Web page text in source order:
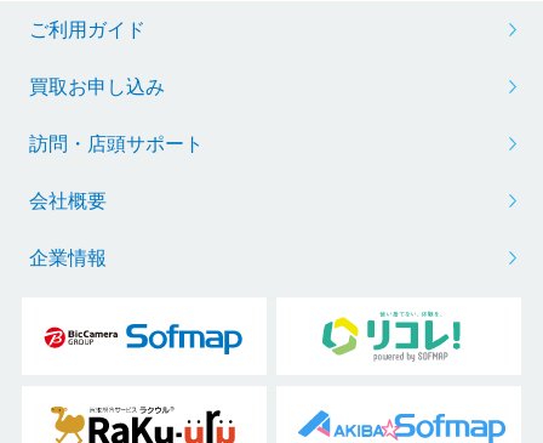
ご利用ガイド
買取お申し込み
訪問・店頭サポート
会社概要
企業情報